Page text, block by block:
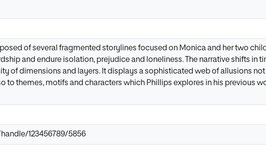
of several fragmented storylines focused on Monica and her two
and endure isolation, prejudice and loneliness. The narrative shifts in
of dimensions and layers. It displays a sophisticated web of allusions
to themes, motifs and characters which Phillips explores in his previous
123456789/5856